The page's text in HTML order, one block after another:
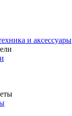
и аксессуары